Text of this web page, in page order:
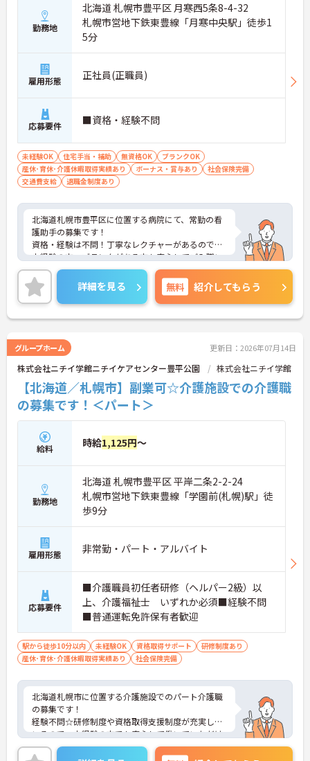
勤務地
北海道 札幌市豊平区 月寒西5条8-4-32
札幌市営地下鉄東豊線「月寒中央駅」徒歩1
5分
雇用形態 正社員(正職員)
応募要件 ■資格・経験不問
未経験OK 住宅手当・補助 無資格OK
ブランクOK
産休･育休･介護休暇取得実績あり
ボーナス・賞与あり
社会保険完備
交通費支給
退職金制度あり
北海道札幌市豊平区に位置する病院にて、常勤の看
護助手の募集です！
資格・経験は不問！丁寧なレクチャーがあるので、
未経験の方・ブランクがある方も安心してご入職い
ただけます。
賞与が5ヵ月分の支給実績がございますので、高い
モチベーションを保ってご就業頂けます♪
ご興味ある方には、面接対策ポイントなど、さらに
詳細をお話しいたしますのでお気軽にご相談くださ
詳細を見る 無料 紹介してもらう
グループホーム 更新日：2026年07月14日
株式会社ニチイ学館ニチイケアセンター豊平公園 株式会社ニチイ学館
【北海道／札幌市】副業可☆介護施設での介護職
の募集です！＜パート＞
給料 時給1,125円～
勤務地
北海道 札幌市豊平区 平岸二条2-2-24
札幌市営地下鉄東豊線「学園前(札幌)駅」徒
歩9分
雇用形態 非常勤・パート・アルバイト
応募要件
■介護職員初任者研修（ヘルパー2級）以
上、介護福祉士 いずれか必須■経験不問
■普通運転免許保有者歓迎
駅から徒歩10分以内 未経験OK 資格取得サポート
研修制度あり
産休･育休･介護休暇取得実績あり
社会保険完備
北海道札幌市に位置する介護施設でのパート介護職
の募集です！
経験不問☆研修制度や資格取得支援制度が充実して
いるので、未経験の方でも安心して働いていただけ
ます♪
ご興味のある方には、詳しく面接ポイント等お伝え